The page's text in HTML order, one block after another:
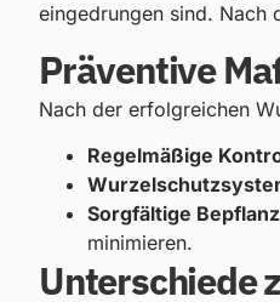
eingedrungen sind. Nach
Präventive
Nach der erfolgreichen
Regelmäßige
Sorgfältige
minimieren.
Unterschiede